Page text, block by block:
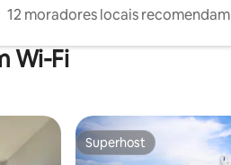
12 moradores locais recomendam
Wi-Fi
hóspedes Superhost
Superhost